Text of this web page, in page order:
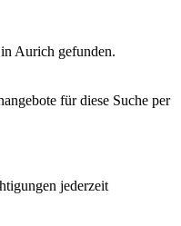
Aurich gefunden.
für diese Suche per
jederzeit